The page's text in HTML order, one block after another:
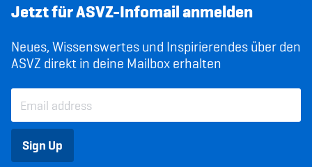
Jetzt für ASVZ-Infomail anmelden
Neues, Wissenswertes und Inspirierendes über den
ASVZ direkt in deine Mailbox erhalten
Sign Up